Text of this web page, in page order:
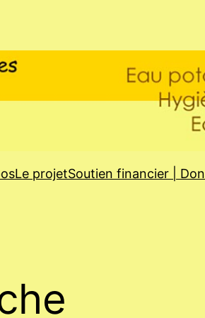
Le projetSoutien financier | Don